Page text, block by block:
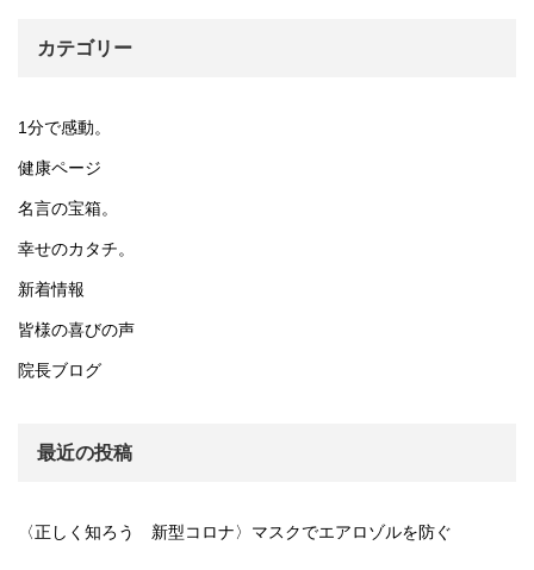
カテゴリー
1分で感動。
健康ページ
名言の宝箱。
幸せのカタチ。
新着情報
皆様の喜びの声
院長ブログ
最近の投稿
〈正しく知ろう 新型コロナ〉マスクでエアロゾルを防ぐ